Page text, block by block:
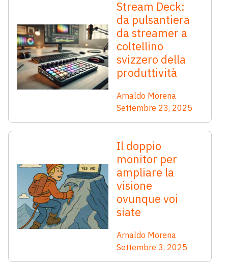
Stream Deck:
da pulsantiera
da streamer a
coltellino
svizzero della
produttività
Arnaldo Morena
Settembre 23, 2025
Il doppio
monitor per
ampliare la
visione
ovunque voi
siate
Arnaldo Morena
Settembre 3, 2025